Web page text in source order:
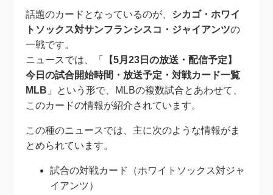
話題のカードとなっているのが、 シカゴ・ホワイ
トソックス対サンフランシスコ・ジャイアンツの
一戦です。
ニュースでは、「
【5月23日の放送・配信予定】
今日の試合開始時間・放送予定・対戦カード一覧
MLB 」という形で、MLBの複数試合とあわせて、
このカードの情報が紹介されています。
この種のニュースでは、主に次のような情報がま
とめられています。
試合の対戦カード（ホワイトソックス対ジャ
イアンツ）